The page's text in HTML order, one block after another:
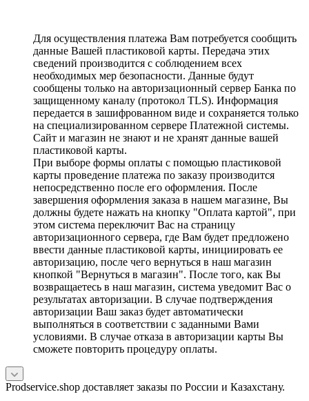
Для осуществления платежа Вам потребуется сообщить
данные Вашей пластиковой карты. Передача этих
сведений производится с соблюдением всех
необходимых мер безопасности. Данные будут
сообщены только на авторизационный сервер Банка по
защищенному каналу (протокол TLS). Информация
передается в зашифрованном виде и сохраняется только
на специализированном сервере Платежной системы.
Сайт и магазин не знают и не хранят данные вашей
пластиковой карты.
При выборе формы оплаты с помощью пластиковой
карты проведение платежа по заказу производится
непосредственно после его оформления. После
завершения оформления заказа в нашем магазине, Вы
должны будете нажать на кнопку "Оплата картой", при
этом система переключит Вас на страницу
авторизационного сервера, где Вам будет предложено
ввести данные пластиковой карты, инициировать ее
авторизацию, после чего вернуться в наш магазин
кнопкой "Вернуться в магазин". После того, как Вы
возвращаетесь в наш магазин, система уведомит Вас о
результатах авторизации. В случае подтверждения
авторизации Ваш заказ будет автоматически
выполняться в соответствии с заданными Вами
условиями. В случае отказа в авторизации карты Вы
сможете повторить процедуру оплаты.
Prodservice.shop доставляет заказы по России и Казахстану.